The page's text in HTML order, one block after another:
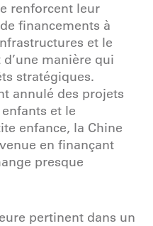
renforcent leur
financements à
et le
manière qui
stratégiques.
annulé des projets
et le
enfance, la Chine
en finançant
presque
pertinent dans un